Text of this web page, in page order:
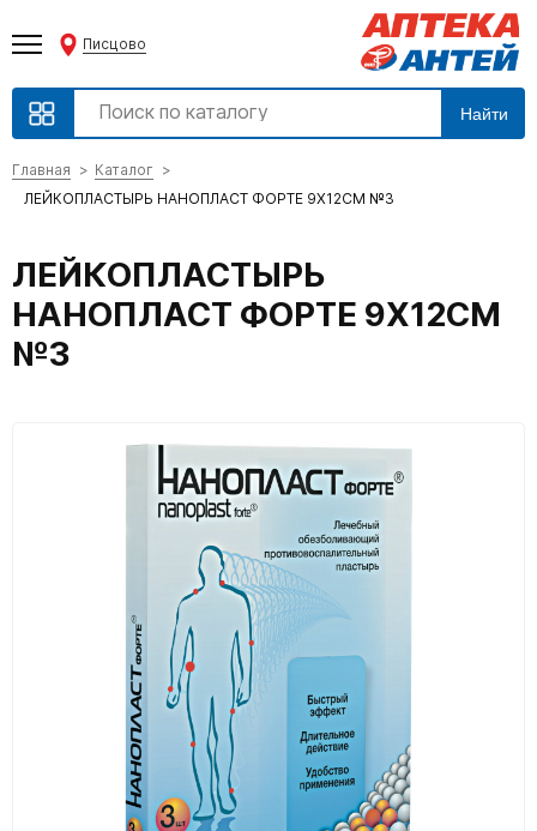
Писцово
Найти
Главная
Каталог
ЛЕЙКОПЛАСТЫРЬ НАНОПЛАСТ ФОРТЕ 9Х12СМ №3
ЛЕЙКОПЛАСТЫРЬ
НАНОПЛАСТ ФОРТЕ 9Х12СМ
№3